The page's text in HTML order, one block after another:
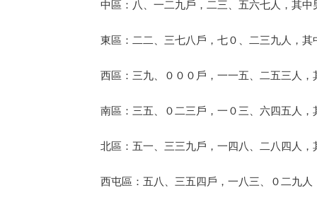
中區：八、一二九戶，二三、五六七人，其
東區：二二、三七八戶，七０、二三九人，
西區：三九、０００戶，一一五、二五三人
南區：三五、０二三戶，一０三、六四五人
北區：五一、三三九戶，一四八、二八四人
西屯區：五八、三五四戶，一八三、０二九